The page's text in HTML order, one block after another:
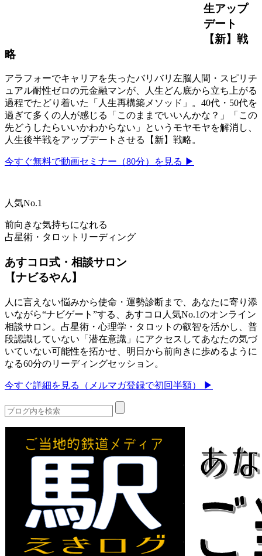
生アップ
デート
【新】戦
略
アラフォーでキャリアを失ったバリバリ左脳人間・スピリチ
ュアル耐性ゼロの元金融マンが、人生どん底から立ち上がる
過程でたどり着いた「人生再構築メソッド」。40代・50代を
過ぎて多くの人が感じる「このままでいいんかな？」「この
先どうしたらいいかわからない」というモヤモヤを解消し、
人生後半戦をアップデートさせる【新】戦略。
今すぐ無料で動画セミナー（80分）を見る ▶
人気No.1
前向きな気持ちになれる
占星術・タロットリーディング
あすコロ式・相談サロン
【ナビるやん】
人に言えない悩みから使命・運勢診断まで、あなたに寄り添
いながら“ナビゲート”する、あすコロ人気No.1のオンライン
相談サロン。占星術・心理学・タロットの叡智を活かし、普
段認識していない「潜在意識」にアクセスしてあなたの気づ
いていない可能性を拓かせ、明日から前向きに歩めるように
なる60分のリーディングセッション。
今すぐ詳細を見る（メルマガ登録で初回半額） ▶